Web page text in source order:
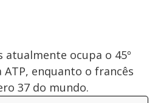
atualmente ocupa o 45º
enquanto o francês
37 do mundo.